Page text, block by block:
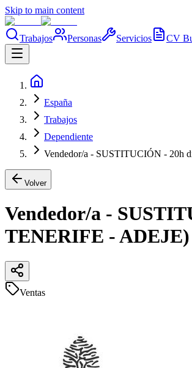
Skip to main content
Trabajos Personas Servicios CV
España
Trabajos
Dependiente
Vendedor/a - SUSTITUCIÓN -
Volver
Vendedor/a -
TENERIFE - ADEJE)
Ventas